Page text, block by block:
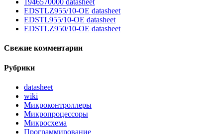
1946570000 datasheet
EDSTLZ955/10-OE datasheet
EDSTL955/10-OE datasheet
EDSTLZ950/10-OE datasheet
Свежие комментарии
Рубрики
datasheet
wiki
Микроконтроллеры
Микропроцессоры
Микросхема
Программирование